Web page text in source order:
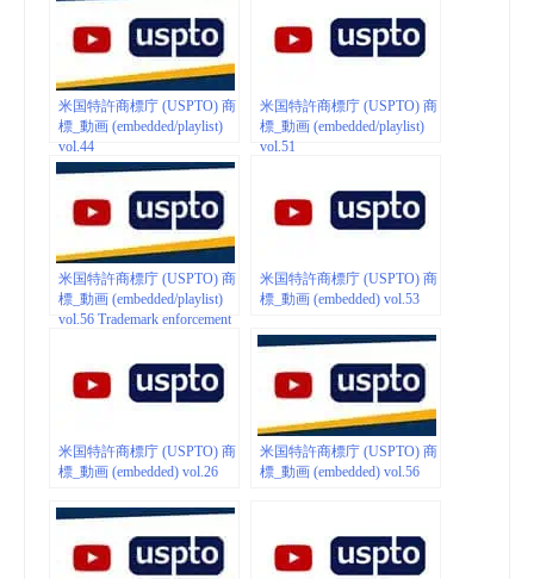
米国特許商標庁 (USPTO) 商
標_動画 (embedded/playlist)
vol.44
米国特許商標庁 (USPTO) 商
標_動画 (embedded/playlist)
vol.51
米国特許商標庁 (USPTO) 商
標_動画 (embedded/playlist)
vol.56 Trademark enforcement
米国特許商標庁 (USPTO) 商
標_動画 (embedded) vol.53
米国特許商標庁 (USPTO) 商
標_動画 (embedded) vol.26
米国特許商標庁 (USPTO) 商
標_動画 (embedded) vol.56